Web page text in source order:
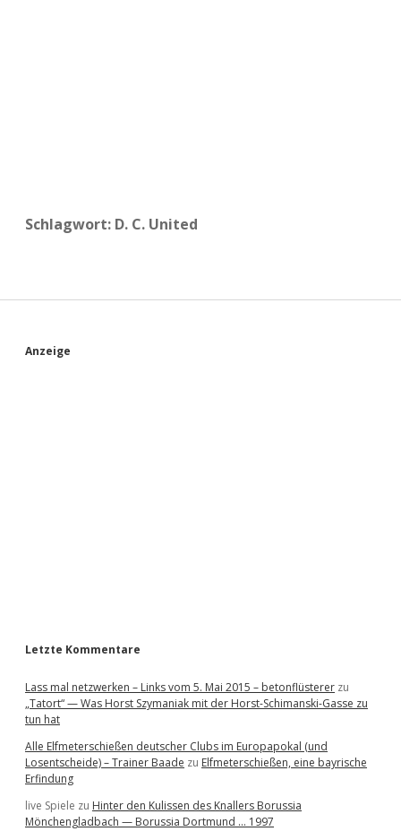
Schlagwort: D. C. United
S
Anzeige
Letzte Kommentare
Lass mal netzwerken – Links vom 5. Mai 2015 – betonflüsterer zu
„Tatort“ — Was Horst Szymaniak mit der Horst-Schimanski-Gasse zu
tun hat
Alle Elfmeterschießen deutscher Clubs im Europapokal (und
Losentscheide) – Trainer Baade zu Elfmeterschießen, eine bayrische
Erfindung
live Spiele zu Hinter den Kulissen des Knallers Borussia
Mönchengladbach — Borussia Dortmund … 1997